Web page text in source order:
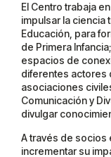
El Centro trabaja
impulsar la ciencia
Educación, para
de Primera
espacios de
diferentes actores
asociaciones
Comunicación y
divulgar
A través de socios
incrementar su